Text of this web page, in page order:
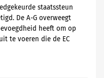
staatssteun
De A-G overweegt
heeft om op
te voeren die de EC